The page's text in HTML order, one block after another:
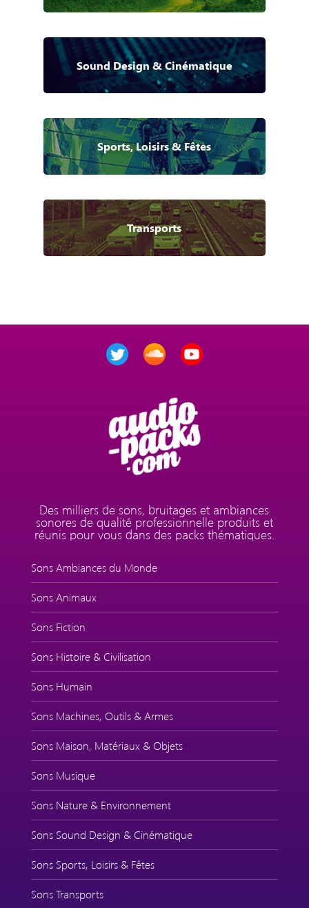
Sound Design & Cinématique
Sports, Loisirs & Fêtes
Transports
Des milliers de sons, bruitages et ambiances
sonores de qualité professionnelle produits et
réunis pour vous dans des packs thématiques.
Sons Ambiances du Monde
Sons Animaux
Sons Fiction
Sons Histoire & Civilisation
Sons Humain
Sons Machines, Outils & Armes
Sons Maison, Matériaux & Objets
Sons Musique
Sons Nature & Environnement
Sons Sound Design & Cinématique
Sons Sports, Loisirs & Fêtes
Sons Transports